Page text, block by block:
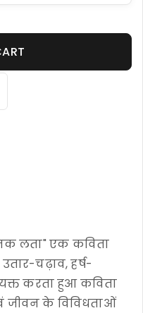
लता" एक कविता
चढ़ाव, हर्ष-
करता हुआ कविता
जीवन के विविधताओं